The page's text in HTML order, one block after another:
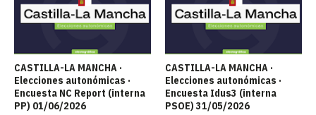
CASTILLA-LA MANCHA ·
Elecciones autonómicas ·
Encuesta NC Report (interna
PP) 01/06/2026
CASTILLA-LA MANCHA ·
Elecciones autonómicas ·
Encuesta Idus3 (interna
PSOE) 31/05/2026